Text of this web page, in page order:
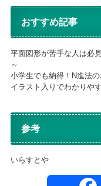
おすすめ記事
平面図形が苦手な人は必
～
小学生でも納得！N進法
イラスト入りでわかりや
参考
いらすとや